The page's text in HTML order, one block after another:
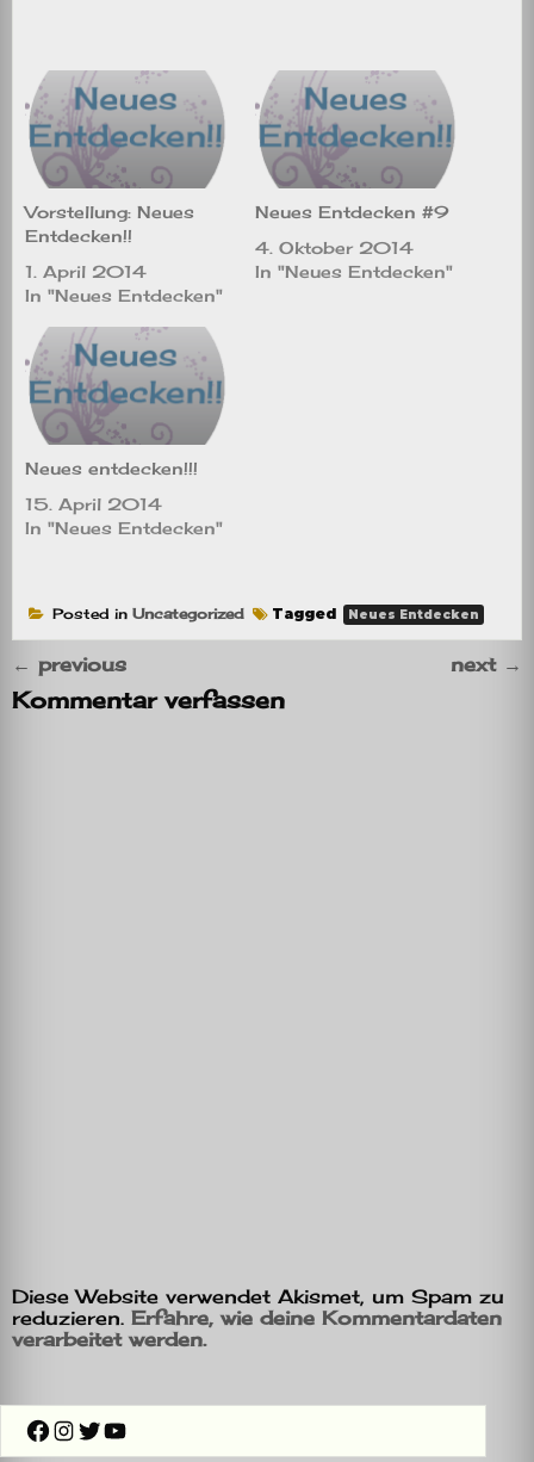
Vorstellung: Neues
Entdecken!!
1. April 2014
In "Neues Entdecken"
Neues Entdecken #9
4. Oktober 2014
In "Neues Entdecken"
Neues entdecken!!!
15. April 2014
In "Neues Entdecken"
Posted in Uncategorized Tagged Neues Entdecken
← previous next →
Kommentar verfassen
Diese Website verwendet Akismet, um Spam zu
reduzieren. Erfahre, wie deine Kommentardaten
verarbeitet werden.
Facebook
Instagram
Twitter
YouTube